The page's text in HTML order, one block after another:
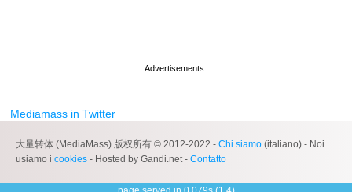
Mediamass in Twitter
大量转体 (MediaMass) 版权所有 © 2012-2022 - Chi siamo (italiano) - Noi
usiamo i cookies - Hosted by Gandi.net - Contatto